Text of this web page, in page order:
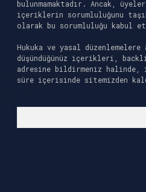
bulunmamaktadır. Ancak,
içeriklerin sorumluluğunu
olarak bu sorumluluğu kabul
Hukuka ve yasal düzenlemelere
düşündüğünüz içerikleri,
adresine bildirmeniz
süre içerisinde sitemizden